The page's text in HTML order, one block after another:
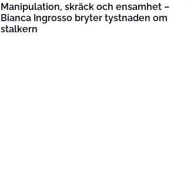
Manipulation, skräck och ensamhet –
Bianca Ingrosso bryter tystnaden om
stalkern